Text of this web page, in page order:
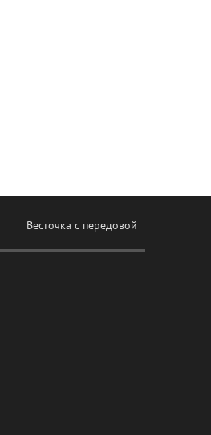
Весточка с передовой